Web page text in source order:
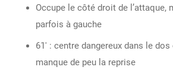
Occupe le côté droit de l’attaque,
parfois à gauche
61′ : centre dangereux dans le
manque de peu la reprise